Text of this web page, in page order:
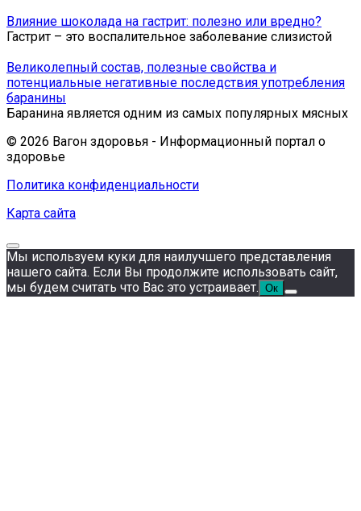
Влияние шоколада на гастрит: полезно или вредно?
Гастрит – это воспалительное заболевание слизистой
Великолепный состав, полезные свойства и
потенциальные негативные последствия употребления
баранины
Баранина является одним из самых популярных мясных
© 2026 Вагон здоровья - Информационный портал о
здоровье
Политика конфиденциальности
Карта сайта
Мы используем куки для наилучшего представления
нашего сайта. Если Вы продолжите использовать сайт,
мы будем считать что Вас это устраивает. Ок